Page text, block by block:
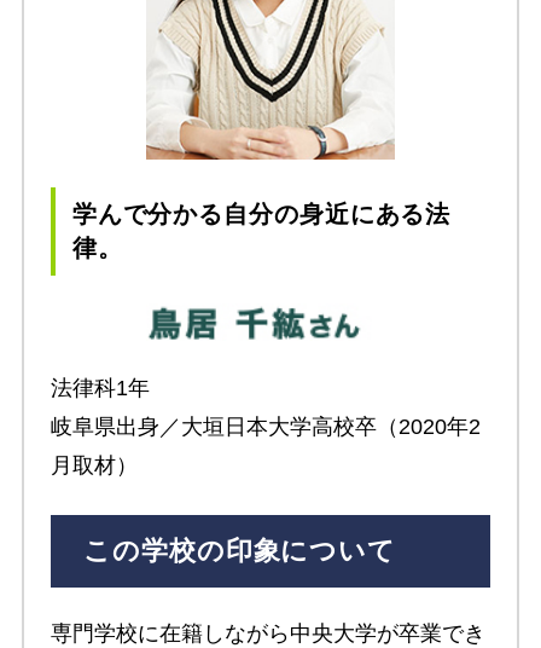
学んで分かる自分の身近にある法
律。
法律科1年
岐阜県出身／大垣日本大学高校卒（2020年2
月取材）
この学校の印象について
専門学校に在籍しながら中央大学が卒業でき